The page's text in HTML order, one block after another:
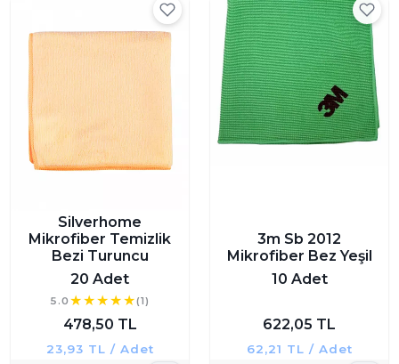
Silverhome
Mikrofiber Temizlik
Bezi Turuncu
20 Adet
5.0 (1)
478,50 TL
23,93 TL / Adet
3m Sb 2012
Mikrofiber Bez Yeşil
10 Adet
622,05 TL
62,21 TL / Adet